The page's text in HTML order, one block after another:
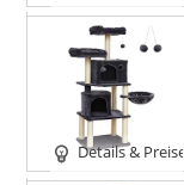
Details & Preise